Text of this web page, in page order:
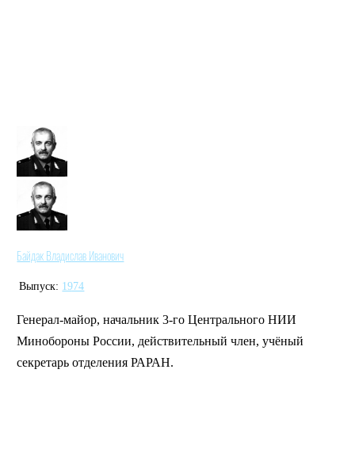
Байдак Владислав Иванович
Выпуск: 1974
Генерал-майор, начальник 3-го Центрального НИИ
Минобороны России, действительный член, учёный
секретарь отделения РАРАН.